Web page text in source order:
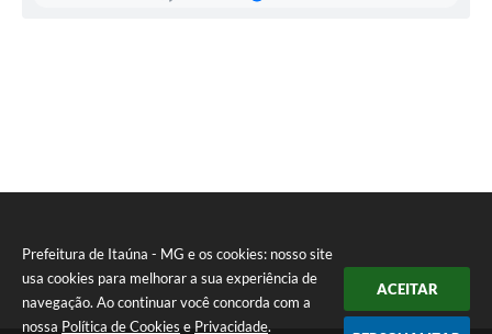
Prefeitura de Itaúna - MG e os cookies: nosso site
usa cookies para melhorar a sua experiência de
navegação. Ao continuar você concorda com a
nossa Política de Cookies e Privacidade.
ACEITAR